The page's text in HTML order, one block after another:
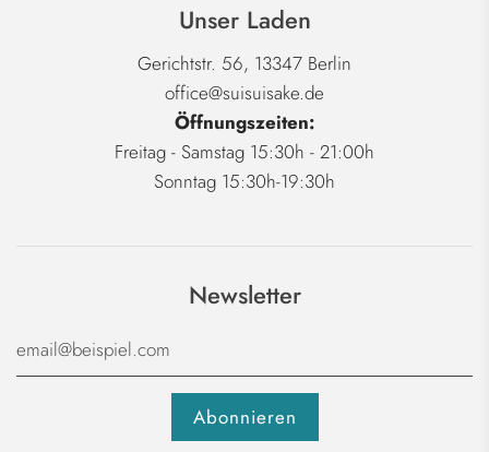
Unser Laden
Gerichtstr. 56, 13347 Berlin
office@suisuisake.de
Öffnungszeiten:
Freitag - Samstag 15:30h - 21:00h
Sonntag 15:30h-19:30h
Newsletter